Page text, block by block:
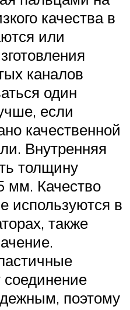
качества в
или
каналов
один
если
качественной
Внутренняя
толщину
мм. Качество
используются в
также
поэтому